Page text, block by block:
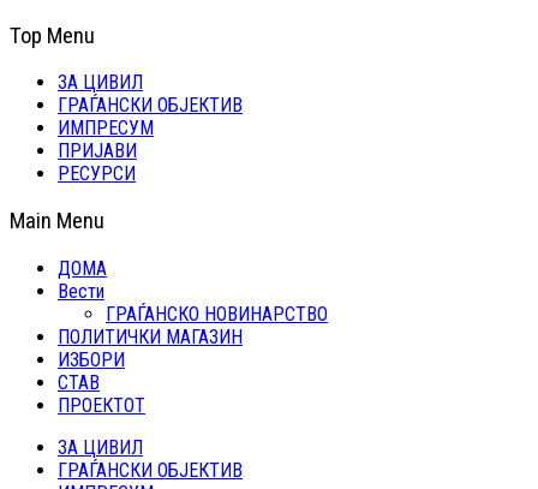
Top Menu
ЗА ЦИВИЛ
ГРАЃАНСКИ ОБЈЕКТИВ
ИМПРЕСУМ
ПРИЈАВИ
РЕСУРСИ
Main Menu
ДОМА
Вести
ГРАЃАНСКО НОВИНАРСТВО
ПОЛИТИЧКИ МАГАЗИН
ИЗБОРИ
СТАВ
ПРОЕКТОТ
ЗА ЦИВИЛ
ГРАЃАНСКИ ОБЈЕКТИВ